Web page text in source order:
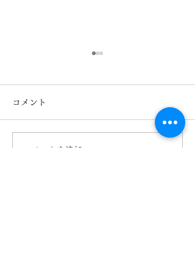
コメント
コメントを追加…